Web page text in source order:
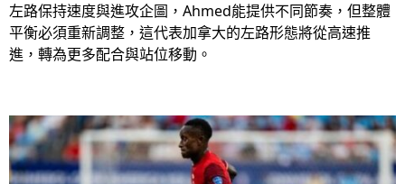
左路保持速度與進攻企圖，Ahmed能提供不同節奏，但整體
平衡必須重新調整，這代表加拿大的左路形態將從高速推
進，轉為更多配合與站位移動。